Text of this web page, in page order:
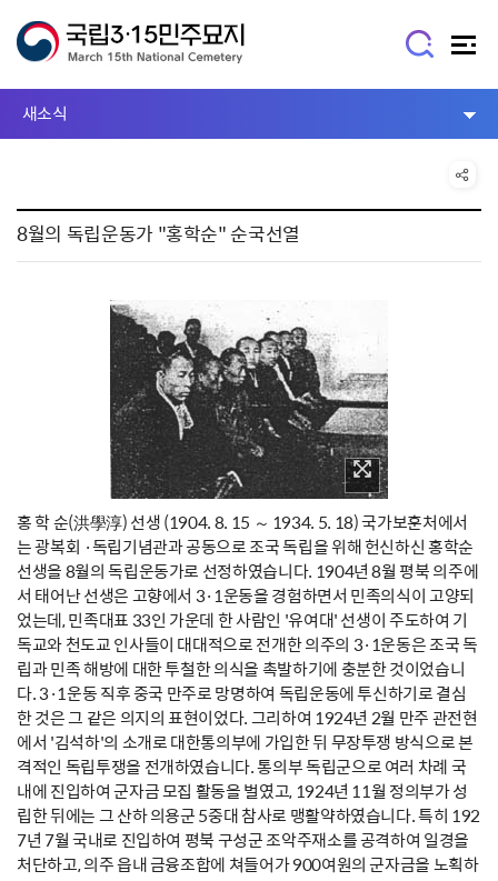
새소식
8월의 독립운동가 "홍학순" 순국선열
홍 학 순(洪學淳) 선생 (1904. 8. 15 ～ 1934. 5. 18) 국가보훈처에서
는 광복회 ·독립기념관과 공동으로 조국 독립을 위해 헌신하신 홍학순
선생을 8월의 독립운동가로 선정하였습니다. 1904년 8월 평북 의주에
서 태어난 선생은 고향에서 3·1운동을 경험하면서 민족의식이 고양되
었는데, 민족대표 33인 가운데 한 사람인 '유여대' 선생이 주도하여 기
독교와 천도교 인사들이 대대적으로 전개한 의주의 3·1운동은 조국 독
립과 민족 해방에 대한 투철한 의식을 촉발하기에 충분한 것이었습니
다. 3·1운동 직후 중국 만주로 망명하여 독립운동에 투신하기로 결심
한 것은 그 같은 의지의 표현이었다. 그리하여 1924년 2월 만주 관전현
에서 '김석하'의 소개로 대한통의부에 가입한 뒤 무장투쟁 방식으로 본
격적인 독립투쟁을 전개하였습니다. 통의부 독립군으로 여러 차례 국
내에 진입하여 군자금 모집 활동을 벌였고, 1924년 11월 정의부가 성
립한 뒤에는 그 산하 의용군 5중대 참사로 맹활약하였습니다. 특히 192
7년 7월 국내로 진입하여 평북 구성군 조악주재소를 공격하여 일경을
처단하고, 의주 읍내 금융조합에 쳐들어가 900여원의 군자금을 노획하